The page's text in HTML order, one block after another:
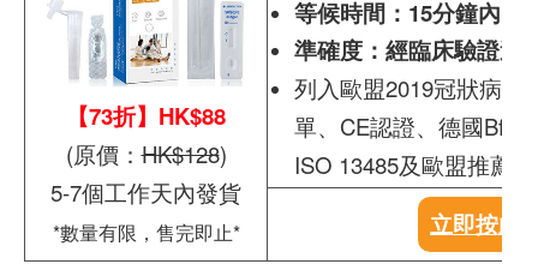
【73折】HK$88
(原價：HK$128)
5-7個工作天內發貨
*數量有限，售完即止*
等候時間：15分鐘內出
準確度：經臨床驗證達
列入歐盟2019冠狀病毒
單、CE認證、德國
ISO 13485及歐盟推薦
立即按此